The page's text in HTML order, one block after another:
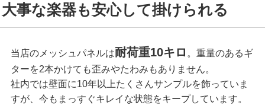
大事な楽器も安心して掛けられる
当店のメッシュパネルは耐荷重10キロ 。重量のあるギ
ターを2本かけても歪みやたわみもありません。
社内では壁面に10年以上たくさんサンプルを飾っていま
すが、今もまっすぐキレイな状態をキープしています。